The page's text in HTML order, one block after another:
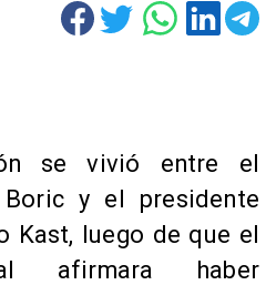
se vivió entre el
Boric y el presidente
Kast, luego de que el
afirmara haber